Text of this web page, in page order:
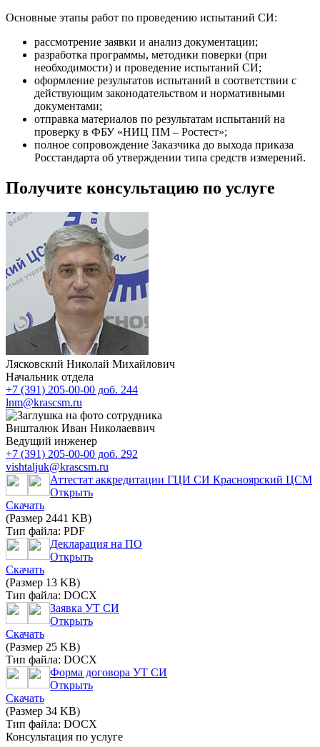
Основные этапы работ по проведению испытаний СИ:
рассмотрение заявки и анализ документации;
разработка программы, методики поверки (при
необходимости) и проведение испытаний СИ;
оформление результатов испытаний в соответствии с
действующим законодательством и нормативными
документами;
отправка материалов по результатам испытаний на
проверку в ФБУ «НИЦ ПМ – Ростест»;
полное сопровождение Заказчика до выхода приказа
Росстандарта об утверждении типа средств измерений.
Получите консультацию по услуге
Лясковский Николай Михайлович
Начальник отдела
+7 (391) 205-00-00 доб. 244
lnm@krascsm.ru
Вишталюк Иван Николаеввич
Ведущий инженер
+7 (391) 205-00-00 доб. 292
vishtaljuk@krascsm.ru
Аттестат аккредитации ГЦИ СИ Красноярский ЦСМ
Открыть
Скачать
(Размер 2441 KB)
Тип файла: PDF
Декларация на ПО
Открыть
Скачать
(Размер 13 KB)
Тип файла: DOCX
Заявка УТ СИ
Открыть
Скачать
(Размер 25 KB)
Тип файла: DOCX
Форма договора УТ СИ
Открыть
Скачать
(Размер 34 KB)
Тип файла: DOCX
Консультация по услуге